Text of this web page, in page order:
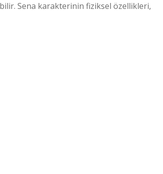
Sena karakterinin fiziksel özellikleri,